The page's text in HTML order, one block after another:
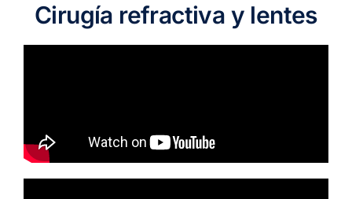
Cirugía refractiva y lentes